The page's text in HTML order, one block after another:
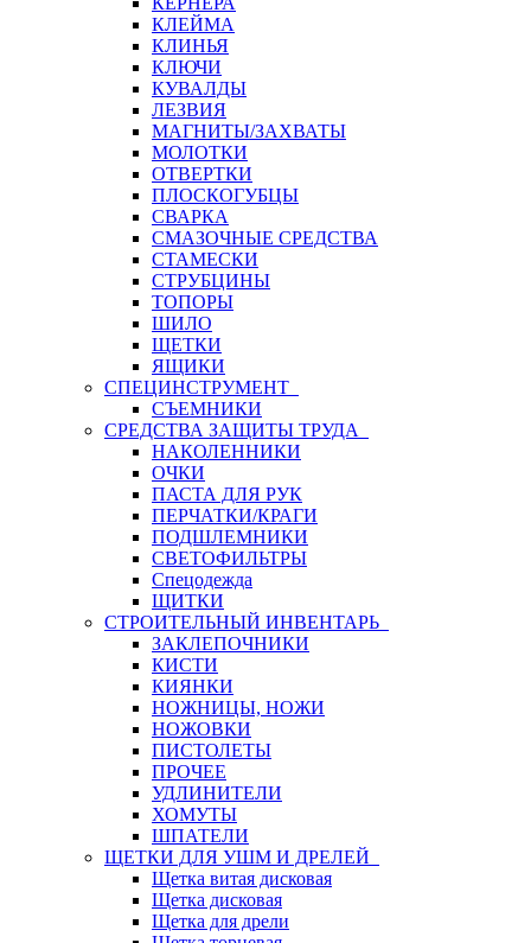
КЛЕЙМА
КЛИНЬЯ
КЛЮЧИ
КУВАЛДЫ
ЛЕЗВИЯ
МАГНИТЫ/ЗАХВАТЫ
МОЛОТКИ
ОТВЕРТКИ
ПЛОСКОГУБЦЫ
СВАРКА
СМАЗОЧНЫЕ СРЕДСТВА
СТАМЕСКИ
СТРУБЦИНЫ
ТОПОРЫ
ШИЛО
ЩЕТКИ
ЯЩИКИ
СПЕЦИНСТРУМЕНТ
СЪЕМНИКИ
СРЕДСТВА ЗАЩИТЫ ТРУДА
НАКОЛЕННИКИ
ОЧКИ
ПАСТА ДЛЯ РУК
ПЕРЧАТКИ/КРАГИ
ПОДШЛЕМНИКИ
СВЕТОФИЛЬТРЫ
Спецодежда
ЩИТКИ
СТРОИТЕЛЬНЫЙ ИНВЕНТАРЬ
ЗАКЛЕПОЧНИКИ
КИСТИ
КИЯНКИ
НОЖНИЦЫ, НОЖИ
НОЖОВКИ
ПИСТОЛЕТЫ
ПРОЧЕЕ
УДЛИНИТЕЛИ
ХОМУТЫ
ШПАТЕЛИ
ЩЕТКИ ДЛЯ УШМ И ДРЕЛЕЙ
Щетка витая дисковая
Щетка дисковая
Щетка для дрели